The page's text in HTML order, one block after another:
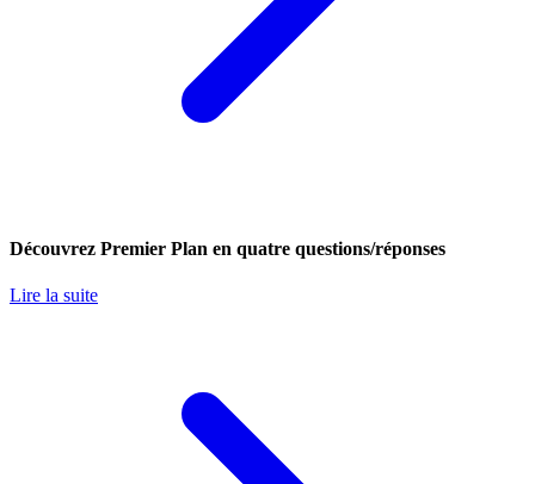
Découvrez Premier Plan en quatre questions/réponses
Lire la suite